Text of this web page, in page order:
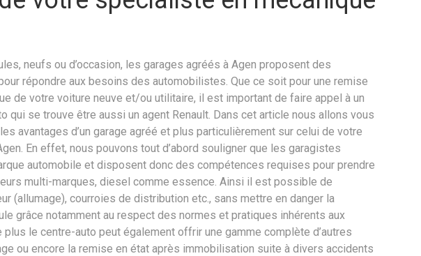
neufs ou d’occasion, les garages agréés à Agen proposent des
répondre aux besoins des automobilistes. Que ce soit pour une remise
de votre voiture neuve et/ou utilitaire, il est important de faire appel à un
qui se trouve être aussi un agent Renault. Dans cet article nous allons vous
avantages d’un garage agréé et plus particulièrement sur celui de votre
En effet, nous pouvons tout d’abord souligner que les garagistes
automobile et disposent donc des compétences requises pour prendre
multi-marques, diesel comme essence. Ainsi il est possible de
(allumage), courroies de distribution etc., sans mettre en danger la
grâce notamment au respect des normes et pratiques inhérents aux
le centre-auto peut également offrir une gamme complète d’autres
ou encore la remise en état après immobilisation suite à divers accidents